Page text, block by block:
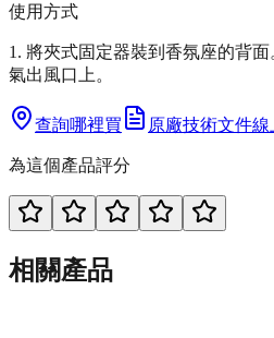
使用方式
1. 將夾式固定器裝到香氛座的背
氣出風口上。
查詢哪裡買 原廠技術文件線
為這個產品評分
相關產品